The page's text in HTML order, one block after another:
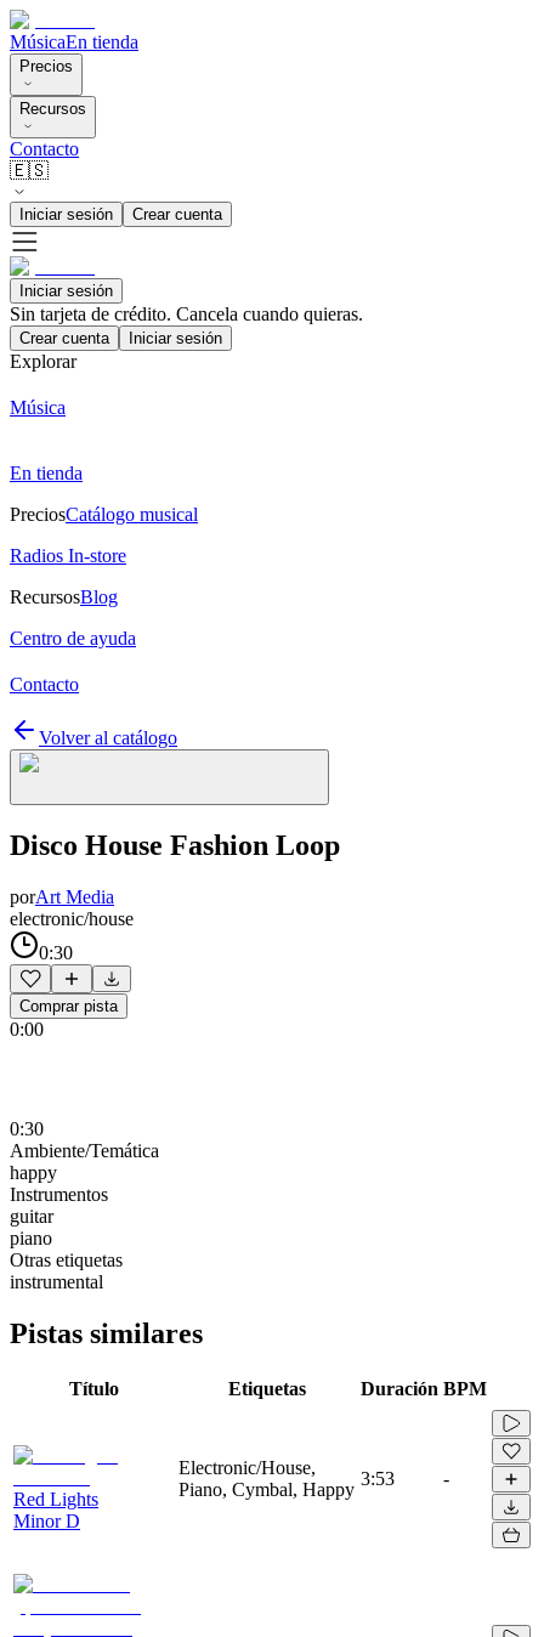
MúsicaEn tienda
Precios
Recursos
Contacto
🇪🇸
Iniciar sesión Crear cuenta
Iniciar sesión
Sin tarjeta de crédito. Cancela cuando quieras.
Crear cuenta Iniciar sesión
Explorar
Música
En tienda
PreciosCatálogo musical
Radios In-store
RecursosBlog
Centro de ayuda
Contacto
Volver al catálogo
Disco House Fashion Loop
porArt Media
electronic/house
0:30
Comprar pista
0:00
0:30
Ambiente/Temática
happy
Instrumentos
guitar
piano
Otras etiquetas
instrumental
Pistas similares
Título Etiquetas Duración BPM
Red Lights
Minor D
Electronic/House,
Piano, Cymbal, Happy
3:53 -